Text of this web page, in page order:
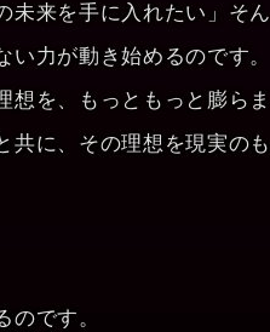
未来を手に入れたい」そん
力が動き始めるのです。
想を、もっともっと膨らま
共に、その理想を現実のも
です。